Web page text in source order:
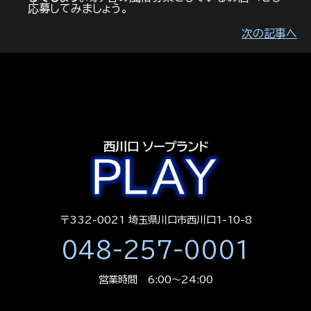
応募してみましょう。
次の記事へ
〒332-0021 埼玉県川口市西川口1-10-8
048-257-0001
営業時間 6:00～24:00